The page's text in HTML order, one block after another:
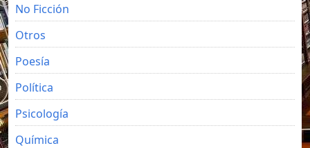
No Ficción
Otros
Poesía
Política
Psicología
Química